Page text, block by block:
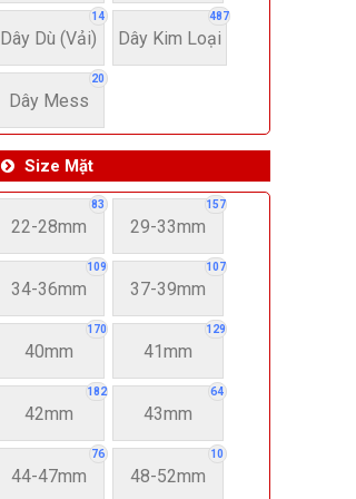
14
Dây Dù (Vải)
487
Dây Kim Loại
20
Dây Mess
Size Mặt
83
22-28mm
157
29-33mm
109
34-36mm
107
37-39mm
170
40mm
129
41mm
182
42mm
64
43mm
76
44-47mm
10
48-52mm